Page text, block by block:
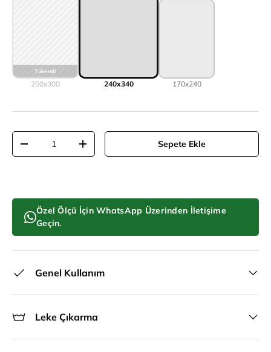
200x300 240x340 170x240
Adet
Adeti azalt
Adeti artır Sepete Ekle
Özel Ölçü İçin WhatsApp Üzerinden İletişime
Geçin.
Genel Kullanım
Leke Çıkarma